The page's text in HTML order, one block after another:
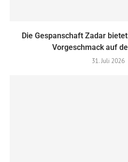
Die Gespanschaft Zadar
Vorgeschmack auf
31. Juli 2026